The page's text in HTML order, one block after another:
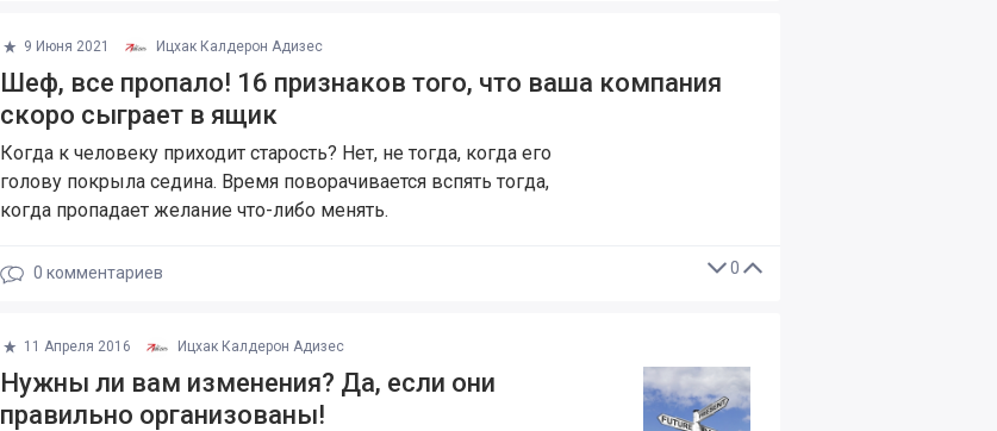
9 Июня 2021 Ицхак Калдерон Адизес
Шеф, все пропало! 16 признаков того, что ваша компания
скоро сыграет в ящик
Когда к человеку приходит старость? Нет, не тогда, когда его
голову покрыла седина. Время поворачивается вспять тогда,
когда пропадает желание что-либо менять.
0
0 комментариев
11 Апреля 2016 Ицхак Калдерон Адизес
Нужны ли вам изменения? Да, если они
правильно организованы!